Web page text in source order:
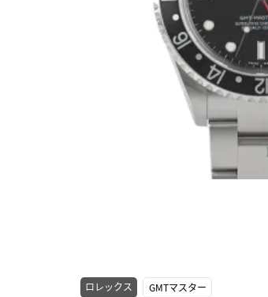
ロレックス GMTマスター